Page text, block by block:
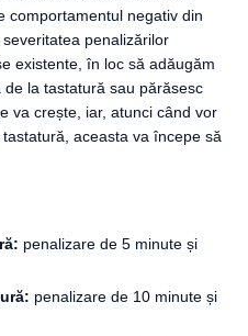
comportamentul negativ din
penalizărilor
existente, în loc să adăugăm
la tastatură sau părăsesc
va crește, iar, atunci când vor
aceasta va începe să
penalizare de 5 minute și
penalizare de 10 minute și